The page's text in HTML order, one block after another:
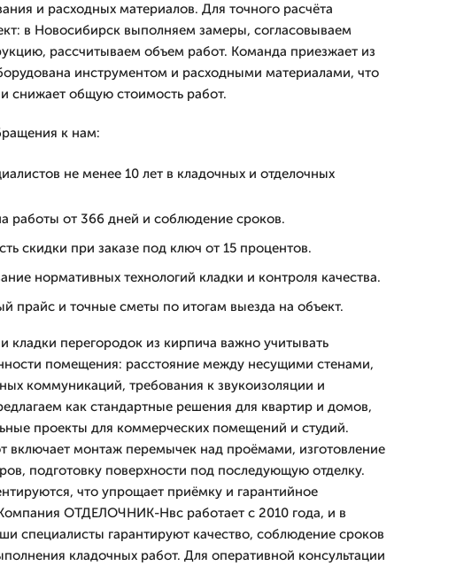
и расходных материалов. Для точного расчёта
в Новосибирск выполняем замеры, согласовываем
рассчитываем объем работ. Команда приезжает из
инструментом и расходными материалами, что
снижает общую стоимость работ.
к нам:
не менее 10 лет в кладочных и отделочных
работы от 366 дней и соблюдение сроков.
скидки при заказе под ключ от 15 процентов.
нормативных технологий кладки и контроля качества.
прайс и точные сметы по итогам выезда на объект.
кладки перегородок из кирпича важно учитывать
помещения: расстояние между несущими стенами,
коммуникаций, требования к звукоизоляции и
как стандартные решения для квартир и домов,
проекты для коммерческих помещений и студий.
включает монтаж перемычек над проёмами, изготовление
подготовку поверхности под последующую отделку.
что упрощает приёмку и гарантийное
ОТДЕЛОЧНИК-Нвс работает с 2010 года, и в
специалисты гарантируют качество, соблюдение сроков
кладочных работ. Для оперативной консультации